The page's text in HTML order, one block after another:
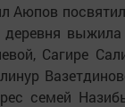
Аюпов
деревня
Сагире
семей